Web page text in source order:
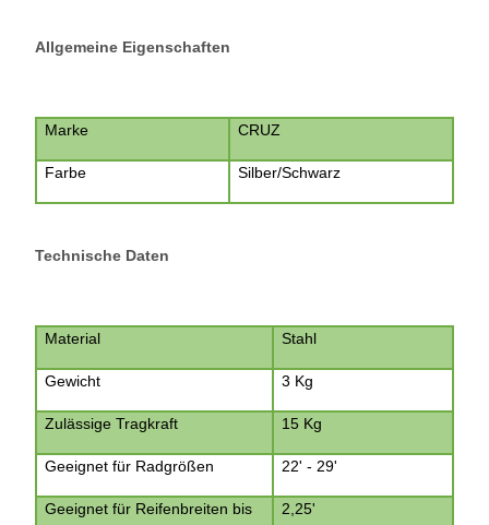
Allgemeine Eigenschaften
Marke CRUZ
Farbe Silber/Schwarz
Technische Daten
Material Stahl
Gewicht 3 Kg
Zulässige Tragkraft 15 Kg
Geeignet für Radgrößen 22' - 29'
Geeignet für Reifenbreiten bis 2,25'